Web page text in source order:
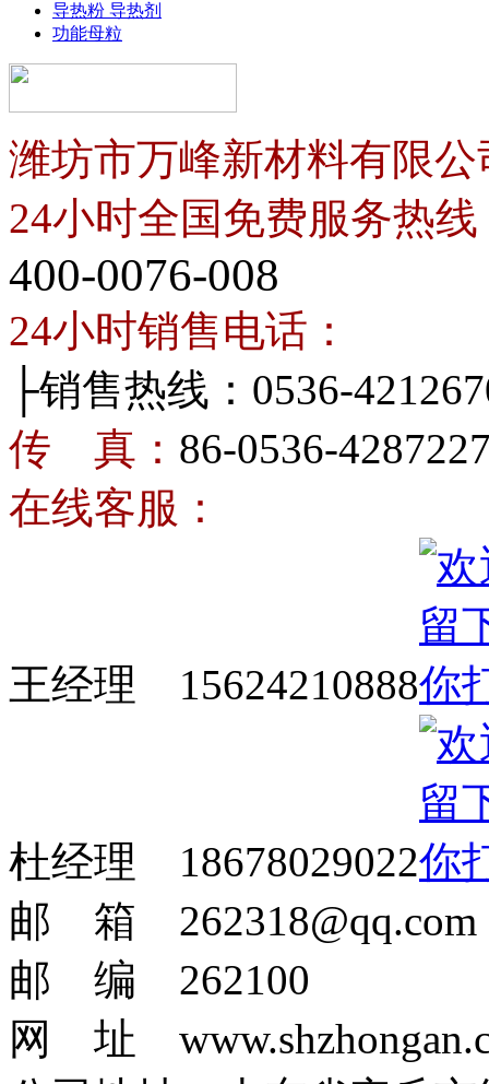
导热粉 导热剂
功能母粒
潍坊市万峰新材料有限公
24小时全国免费服务热线
400-0076-008
24小时销售电话：
├销售热线：0536-
传 真： 86-0536-
在线客服：
王经理 15624210888
杜经理 18678029022
邮 箱 262318@qq.com
邮 编 262100
网 址